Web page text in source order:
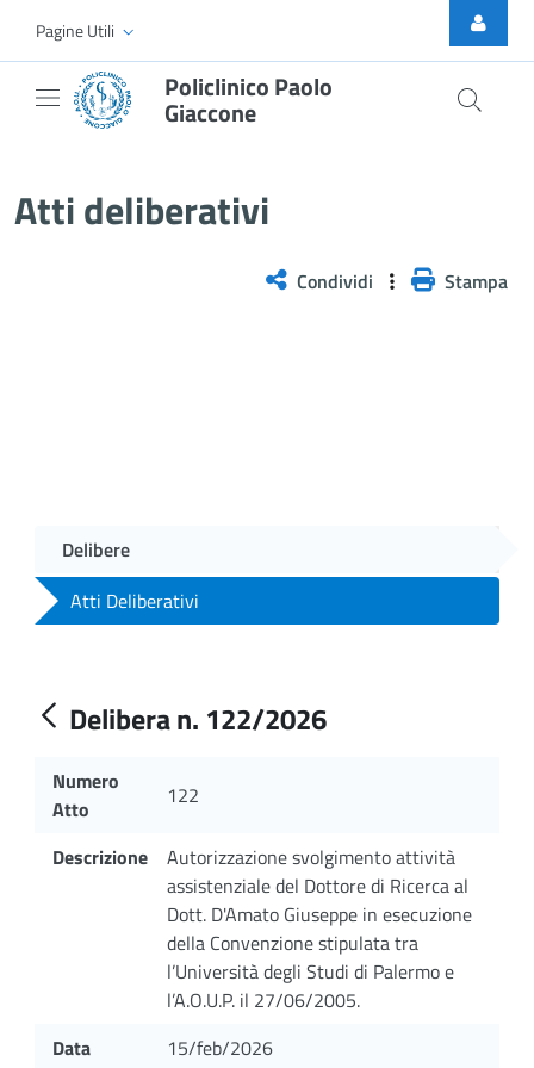
Skip to Main Content
Pagine Utili
Policlinico Paolo
Giaccone
Atti deliberativi
Condividi Stampa
Delibere
Atti Deliberativi
Delibera n. 122/2026
Numero
Atto
122
Descrizione
Autorizzazione svolgimento attività
assistenziale del Dottore di Ricerca al
Dott. D'Amato Giuseppe in esecuzione
della Convenzione stipulata tra
l’Università degli Studi di Palermo e
l’A.O.U.P. il 27/06/2005.
Data
15/feb/2026